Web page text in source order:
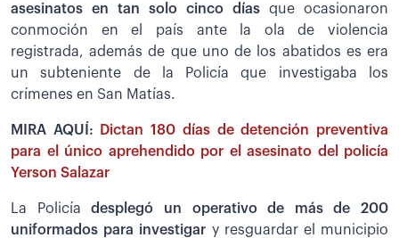
asesinatos en tan solo cinco días que ocasionaron
conmoción en el país ante la ola de violencia
registrada, además de que uno de los abatidos es era
un subteniente de la Policía que investigaba los
crímenes en San Matías.
MIRA AQUÍ:
Dictan 180 días de detención preventiva
para el único aprehendido por el asesinato del policía
Yerson Salazar
La Policíadesplegó un operativo de más de 200
uniformados para investigar y resguardar el municipio